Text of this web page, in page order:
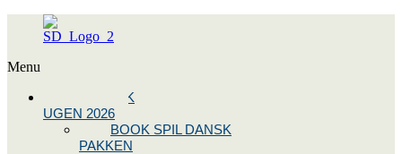
Menu
SPIL DANSK
UGEN 2026
BOOK SPIL DANSK
PAKKEN